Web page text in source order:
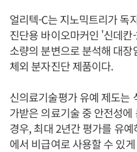
얼리텍-C는 지노믹트리가 독
진단용 바이오마커인 '신데
소량의 분변으로 분석해 대
체외 분자진단 제품이다.
신의료기술평가 유예 제도는
가받은 의료기술 중 안전성
경우, 최대 2년간 평가를 유
에서 비급여로 사용할 수 있